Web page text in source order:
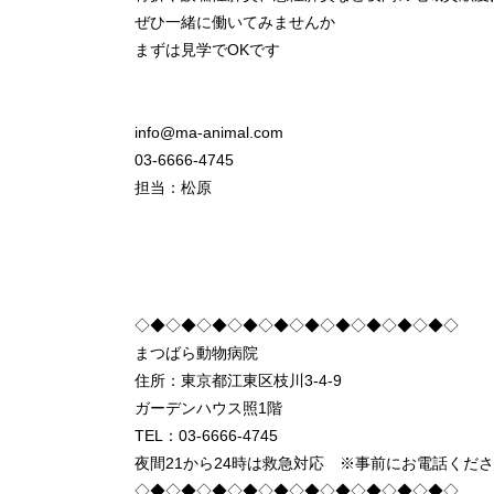
ぜひ一緒に働いてみませんか
まずは見学でOKです
info@ma-animal.com
03-6666-4745
担当：松原
◇◆◇◆◇◆◇◆◇◆◇◆◇◆◇◆◇◆◇◆◇
まつばら動物病院
住所：東京都江東区枝川3-4-9
ガーデンハウス照1階
TEL：03-6666-4745
夜間21から24時は救急対応 ※事前にお電話くだ